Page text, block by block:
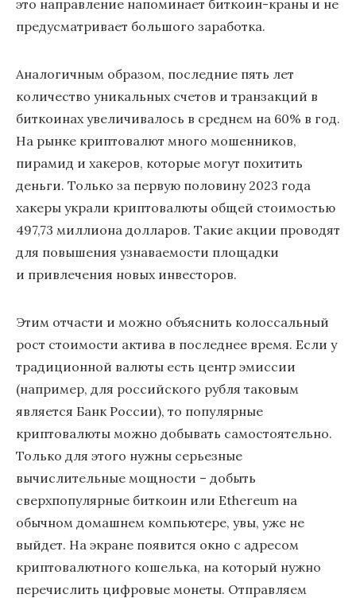
это направление напоминает биткоин-краны и не
предусматривает большого заработка.
Аналогичным образом, последние пять лет
количество уникальных счетов и транзакций в
биткоинах увеличивалось в среднем на 60% в год.
На рынке криптовалют много мошенников,
пирамид и хакеров, которые могут похитить
деньги. Только за первую половину 2023 года
хакеры украли криптовалюты общей стоимостью
497,73 миллиона долларов. Такие акции проводят
для повышения узнаваемости площадки
и привлечения новых инвесторов.
Этим отчасти и можно объяснить колоссальный
рост стоимости актива в последнее время. Если у
традиционной валюты есть центр эмиссии
(например, для российского рубля таковым
является Банк России), то популярные
криптовалюты можно добывать самостоятельно.
Только для этого нужны серьезные
вычислительные мощности – добыть
сверхпопулярные биткоин или Ethereum на
обычном домашнем компьютере, увы, уже не
выйдет. На экране появится окно с адресом
криптовалютного кошелька, на который нужно
перечислить цифровые монеты. Отправляем